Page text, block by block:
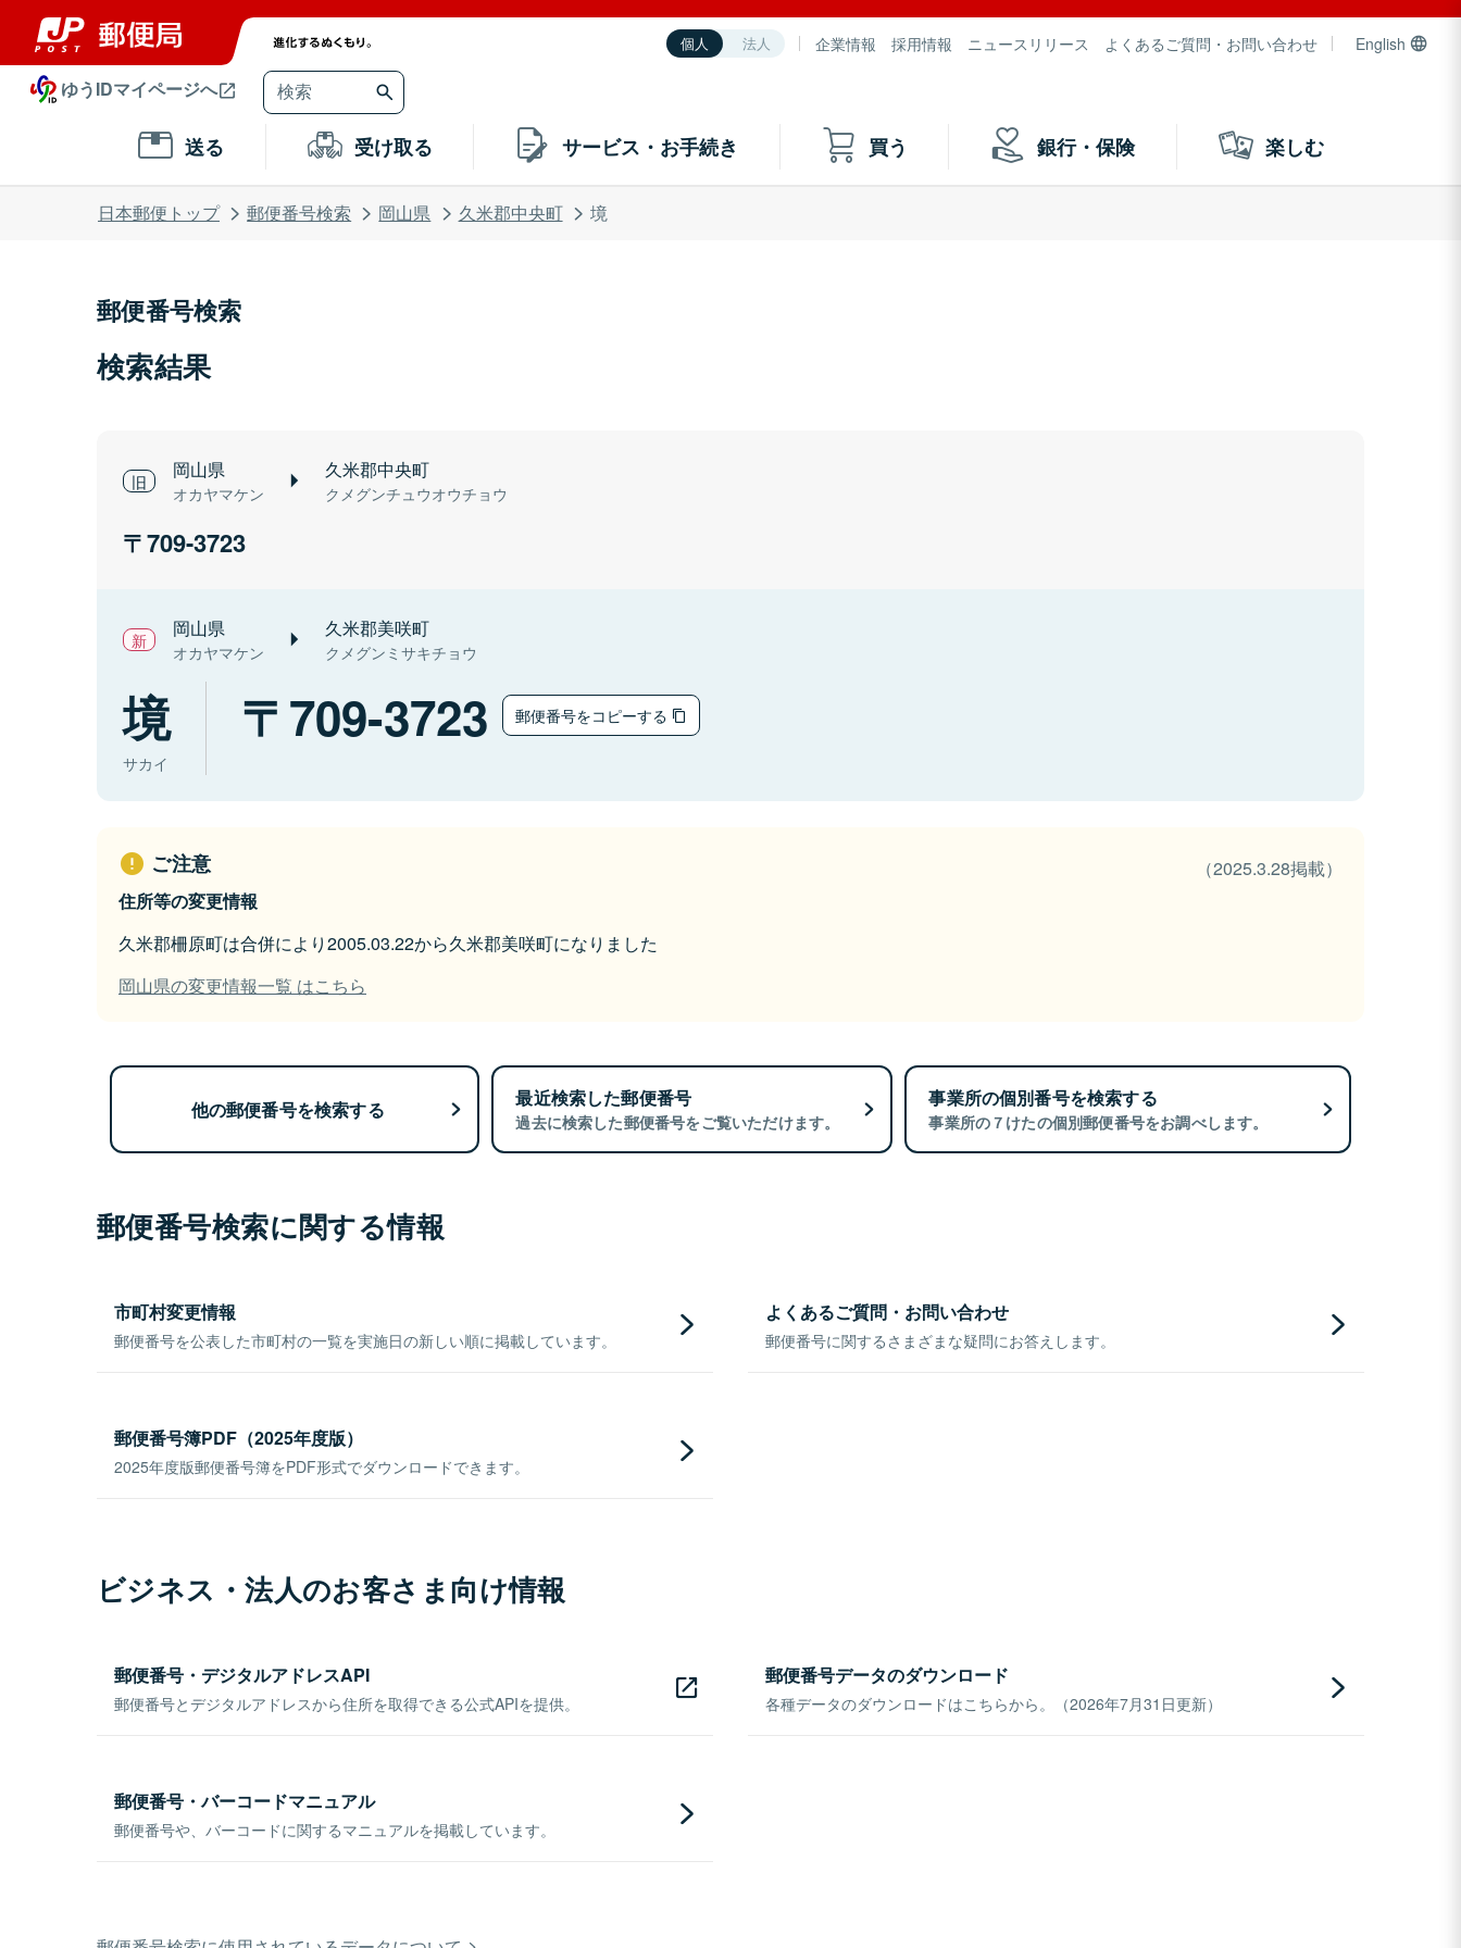
個人 法人 企業情報 採用情報 ニュースリリース よくあるご質問・お問い合わせ English
ゆうIDマイページへ
送る 受け取る サービス・お手続き 買う 銀行・保険 楽しむ
日本郵便トップ 郵便番号検索 岡山県 久米郡中央町 境
郵便番号検索
検索結果
岡山県
オカヤマケン
久米郡中央町
クメグンチュウオウチョウ
709-3723
岡山県
オカヤマケン
久米郡美咲町
クメグンミサキチョウ
境
サカイ
709-3723 郵便番号をコピーする
ご注意
（2025.3.28掲載）
住所等の変更情報
久米郡柵原町は合併により2005.03.22から久米郡美咲町になりました
岡山県の変更情報一覧 はこちら
他の郵便番号を検索する 最近検索した郵便番号
過去に検索した郵便番号をご覧いただけます。
事業所の個別番号を検索する
事業所の７けたの個別郵便番号をお調べします。
郵便番号検索に関する情報
市町村変更情報
郵便番号を公表した市町村の一覧を実施日の新しい順に掲載しています。
よくあるご質問・お問い合わせ
郵便番号に関するさまざまな疑問にお答えします。
郵便番号簿PDF（2025年度版）
2025年度版郵便番号簿をPDF形式でダウンロードできます。
ビジネス・法人のお客さま向け情報
郵便番号・デジタルアドレスAPI
郵便番号とデジタルアドレスから住所を取得できる公式APIを提供。
郵便番号データのダウンロード
各種データのダウンロードはこちらから。（2026年7月31日更新）
郵便番号・バーコードマニュアル
郵便番号や、バーコードに関するマニュアルを掲載しています。